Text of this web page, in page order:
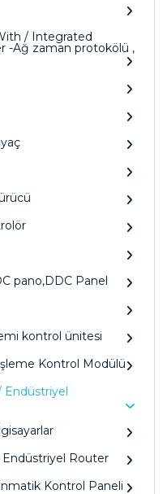
/ Integrated
-Ağ zaman protokölü ,
pano,DDC Panel
kontrol ünitesi
Kontrol Modülü
Endüstriyel
Router
Kontrol Paneli